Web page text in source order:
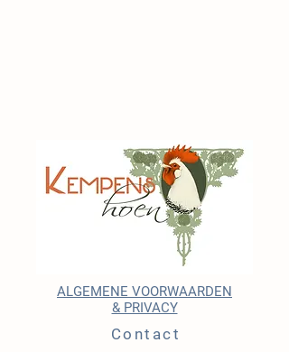
ALGEMENE VOORWAARDEN
& PRIVACY
Contact